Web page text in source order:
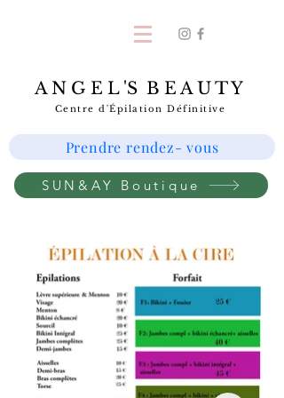
A N G E L 'S B E A U T Y
Centre d'Épilation Définitive
Prendre rendez- vous
SUN&AY Boutique